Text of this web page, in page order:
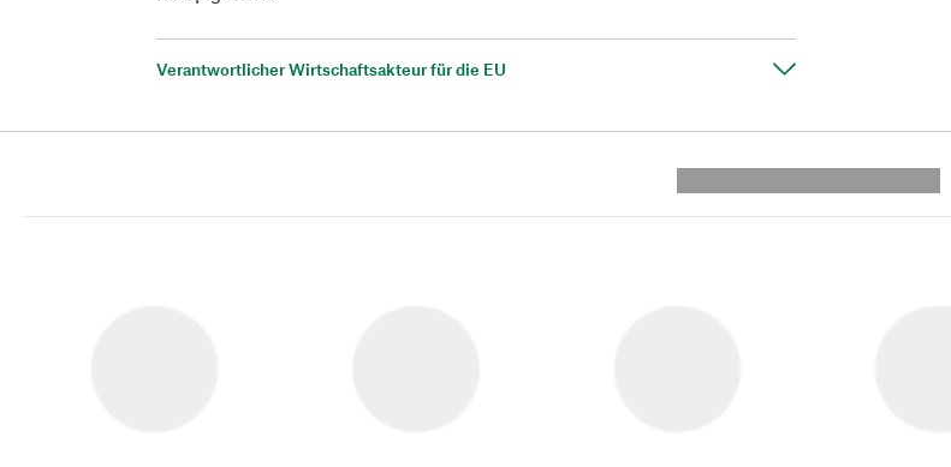
Verantwortlicher Wirtschaftsakteur für die EU